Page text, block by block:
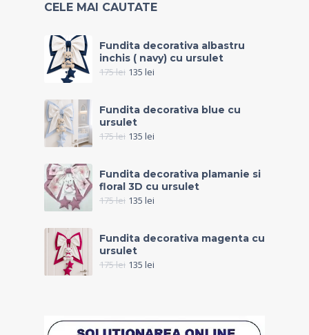
CELE MAI CAUTATE
Fundita decorativa albastru
inchis ( navy) cu ursulet
175lei 135 lei
Fundita decorativa blue cu
ursulet
175lei 135 lei
Fundita decorativa plamanie si
floral 3D cu ursulet
175lei 135 lei
Fundita decorativa magenta cu
ursulet
175lei 135 lei